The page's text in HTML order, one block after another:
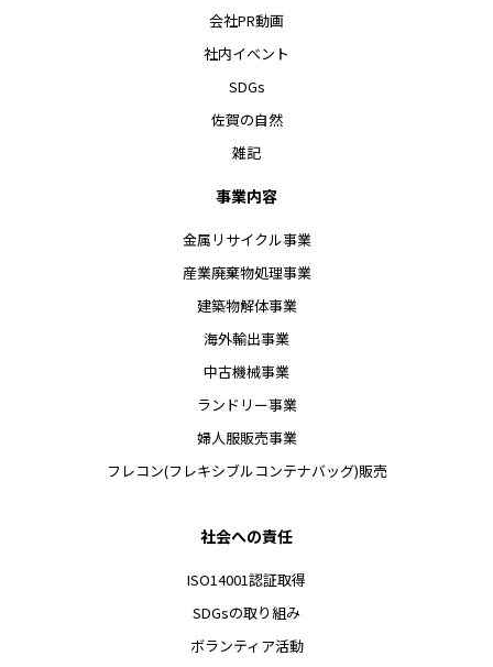
会社PR動画
社内イベント
SDGs
佐賀の自然
雑記
事業内容
金属リサイクル事業
産業廃棄物処理事業
建築物解体事業
海外輸出事業
中古機械事業
ランドリー事業
婦人服販売事業
フレコン(フレキシブルコンテナバッグ)販売
社会への責任
ISO14001認証取得
SDGsの取り組み
ボランティア活動